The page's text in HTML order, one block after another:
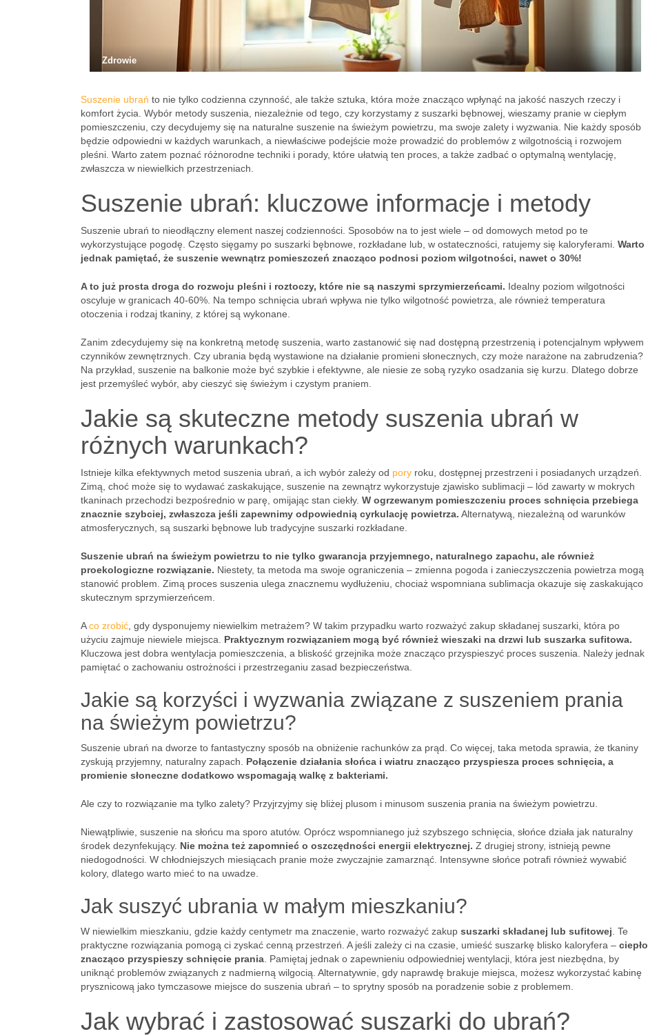
Zdrowie
Suszenie ubrań to nie tylko codzienna czynność, ale także sztuka, która może znacząco wpłynąć na jakość naszych rzeczy i
komfort życia. Wybór metody suszenia, niezależnie od tego, czy korzystamy z suszarki bębnowej, wieszamy pranie w ciepłym
pomieszczeniu, czy decydujemy się na naturalne suszenie na świeżym powietrzu, ma swoje zalety i wyzwania. Nie każdy sposób
będzie odpowiedni w każdych warunkach, a niewłaściwe podejście może prowadzić do problemów z wilgotnością i rozwojem
pleśni. Warto zatem poznać różnorodne techniki i porady, które ułatwią ten proces, a także zadbać o optymalną wentylację,
zwłaszcza w niewielkich przestrzeniach.
Suszenie ubrań: kluczowe informacje i metody
Suszenie ubrań to nieodłączny element naszej codzienności. Sposobów na to jest wiele – od domowych metod po te
wykorzystujące pogodę. Często sięgamy po suszarki bębnowe, rozkładane lub, w ostateczności, ratujemy się kaloryferami. Warto
jednak pamiętać, że suszenie wewnątrz pomieszczeń znacząco podnosi poziom wilgotności, nawet o 30%!
A to już prosta droga do rozwoju pleśni i roztoczy, które nie są naszymi sprzymierzeńcami. Idealny poziom wilgotności
oscyluje w granicach 40-60%. Na tempo schnięcia ubrań wpływa nie tylko wilgotność powietrza, ale również temperatura
otoczenia i rodzaj tkaniny, z której są wykonane.
Zanim zdecydujemy się na konkretną metodę suszenia, warto zastanowić się nad dostępną przestrzenią i potencjalnym wpływem
czynników zewnętrznych. Czy ubrania będą wystawione na działanie promieni słonecznych, czy może narażone na zabrudzenia?
Na przykład, suszenie na balkonie może być szybkie i efektywne, ale niesie ze sobą ryzyko osadzania się kurzu. Dlatego dobrze
jest przemyśleć wybór, aby cieszyć się świeżym i czystym praniem.
Jakie są skuteczne metody suszenia ubrań w
różnych warunkach?
Istnieje kilka efektywnych metod suszenia ubrań, a ich wybór zależy od pory roku, dostępnej przestrzeni i posiadanych urządzeń.
Zimą, choć może się to wydawać zaskakujące, suszenie na zewnątrz wykorzystuje zjawisko sublimacji – lód zawarty w mokrych
tkaninach przechodzi bezpośrednio w parę, omijając stan ciekły. W ogrzewanym pomieszczeniu proces schnięcia przebiega
znacznie szybciej, zwłaszcza jeśli zapewnimy odpowiednią cyrkulację powietrza. Alternatywą, niezależną od warunków
atmosferycznych, są suszarki bębnowe lub tradycyjne suszarki rozkładane.
Suszenie ubrań na świeżym powietrzu to nie tylko gwarancja przyjemnego, naturalnego zapachu, ale również
proekologiczne rozwiązanie. Niestety, ta metoda ma swoje ograniczenia – zmienna pogoda i zanieczyszczenia powietrza mogą
stanowić problem. Zimą proces suszenia ulega znacznemu wydłużeniu, chociaż wspomniana sublimacja okazuje się zaskakująco
skutecznym sprzymierzeńcem.
Aco zrobić , gdy dysponujemy niewielkim metrażem? W takim przypadku warto rozważyć zakup składanej suszarki, która po
użyciu zajmuje niewiele miejsca. Praktycznym rozwiązaniem mogą być również wieszaki na drzwi lub suszarka sufitowa.
Kluczowa jest dobra wentylacja pomieszczenia, a bliskość grzejnika może znacząco przyspieszyć proces suszenia. Należy jednak
pamiętać o zachowaniu ostrożności i przestrzeganiu zasad bezpieczeństwa.
Jakie są korzyści i wyzwania związane z suszeniem prania
na świeżym powietrzu?
Suszenie ubrań na dworze to fantastyczny sposób na obniżenie rachunków za prąd. Co więcej, taka metoda sprawia, że tkaniny
zyskują przyjemny, naturalny zapach. Połączenie działania słońca i wiatru znacząco przyspiesza proces schnięcia, a
promienie słoneczne dodatkowo wspomagają walkę z bakteriami.
Ale czy to rozwiązanie ma tylko zalety? Przyjrzyjmy się bliżej plusom i minusom suszenia prania na świeżym powietrzu.
Niewątpliwie, suszenie na słońcu ma sporo atutów. Oprócz wspomnianego już szybszego schnięcia, słońce działa jak naturalny
środek dezynfekujący. Nie można też zapomnieć o oszczędności energii elektrycznej. Z drugiej strony, istnieją pewne
niedogodności. W chłodniejszych miesiącach pranie może zwyczajnie zamarznąć. Intensywne słońce potrafi również wywabić
kolory, dlatego warto mieć to na uwadze.
Jak suszyć ubrania w małym mieszkaniu?
W niewielkim mieszkaniu, gdzie każdy centymetr ma znaczenie, warto rozważyć zakup suszarki składanej lub sufitowej . Te
praktyczne rozwiązania pomogą ci zyskać cenną przestrzeń. A jeśli zależy ci na czasie, umieść suszarkę blisko kaloryfera – ciepło
znacząco przyspieszy schnięcie prania . Pamiętaj jednak o zapewnieniu odpowiedniej wentylacji, która jest niezbędna, by
uniknąć problemów związanych z nadmierną wilgocią. Alternatywnie, gdy naprawdę brakuje miejsca, możesz wykorzystać kabinę
prysznicową jako tymczasowe miejsce do suszenia ubrań – to sprytny sposób na poradzenie sobie z problemem.
Jak wybrać i zastosować suszarki do ubrań?